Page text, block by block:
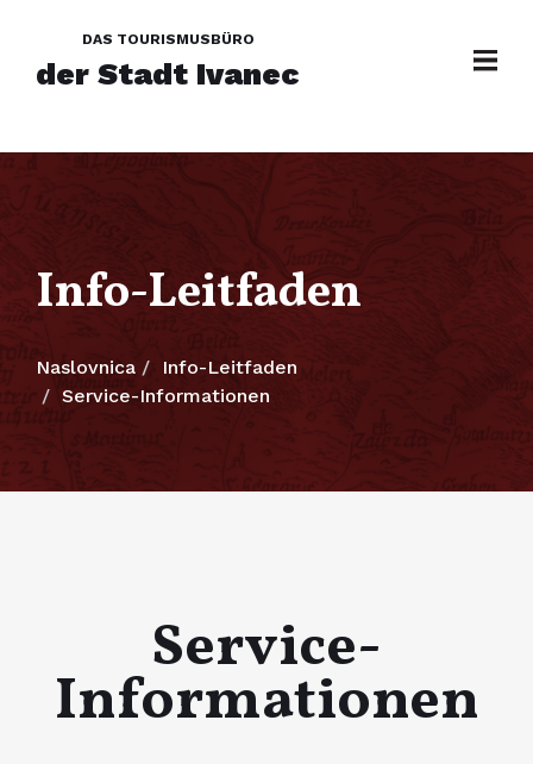
DAS TOURISMUSBÜRO
der Stadt Ivanec
Info-Leitfaden
Naslovnica
Info-Leitfaden
Service-Informationen
Service-
Informationen